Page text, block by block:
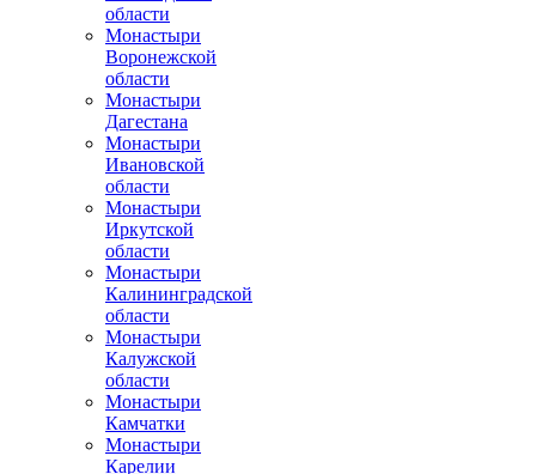
области
Монастыри
Воронежской
области
Монастыри
Дагестана
Монастыри
Ивановской
области
Монастыри
Иркутской
области
Монастыри
Калининградской
области
Монастыри
Калужской
области
Монастыри
Камчатки
Монастыри
Карелии